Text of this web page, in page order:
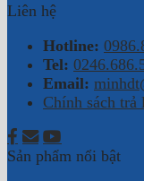
Liên hệ
Hotline:
Tel:
Email:
Chính sách trả
Sản phẩm nổi bật